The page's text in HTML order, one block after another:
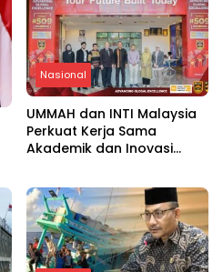
Nasional
UMMAH dan INTI Malaysia
Perkuat Kerja Sama
Akademik dan Inovasi